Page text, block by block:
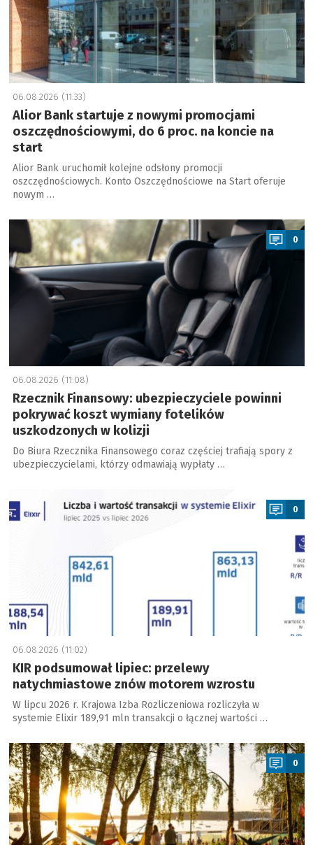
06.08.2026 (11:33)
Alior Bank startuje z nowymi promocjami
oszczędnościowymi, do 6 proc. na koncie na
start
Alior Bank uruchomił kolejne odsłony promocji
oszczędnościowych. Konto Oszczędnościowe na Start oferuje
nowym …
a
0
06.08.2026 (11:08)
Rzecznik Finansowy: ubezpieczyciele powinni
pokrywać koszt wymiany fotelików
uszkodzonych w kolizji
Do Biura Rzecznika Finansowego coraz częściej trafiają spory z
ubezpieczycielami, którzy odmawiają wypłaty …
0
06.08.2026 (11:02)
KIR podsumował lipiec: przelewy
natychmiastowe znów motorem wzrostu
W lipcu 2026 r. Krajowa Izba Rozliczeniowa rozliczyła w
systemie Elixir 189,91 mln transakcji o łącznej wartości …
a
0